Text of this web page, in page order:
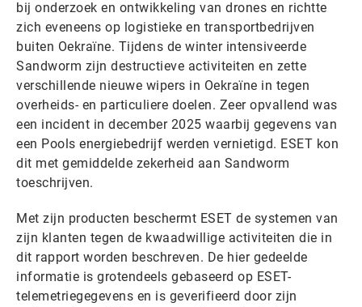
bij onderzoek en ontwikkeling van drones en richtte
zich eveneens op logistieke en transportbedrijven
buiten Oekraïne. Tijdens de winter intensiveerde
Sandworm zijn destructieve activiteiten en zette
verschillende nieuwe wipers in Oekraïne in tegen
overheids- en particuliere doelen. Zeer opvallend was
een incident in december 2025 waarbij gegevens van
een Pools energiebedrijf werden vernietigd. ESET kon
dit met gemiddelde zekerheid aan Sandworm
toeschrijven.
Met zijn producten beschermt ESET de systemen van
zijn klanten tegen de kwaadwillige activiteiten die in
dit rapport worden beschreven. De hier gedeelde
informatie is grotendeels gebaseerd op ESET-
telemetriegegevens en is geverifieerd door zijn